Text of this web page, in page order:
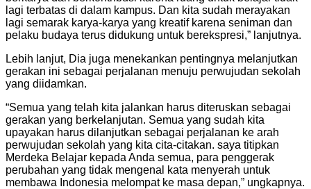
lagi terbatas di dalam kampus. Dan kita sudah merayakan
lagi semarak karya-karya yang kreatif karena seniman dan
pelaku budaya terus didukung untuk berekspresi,” lanjutnya.
Lebih lanjut, Dia juga menekankan pentingnya melanjutkan
gerakan ini sebagai perjalanan menuju perwujudan sekolah
yang diidamkan.
“Semua yang telah kita jalankan harus diteruskan sebagai
gerakan yang berkelanjutan. Semua yang sudah kita
upayakan harus dilanjutkan sebagai perjalanan ke arah
perwujudan sekolah yang kita cita-citakan. saya titipkan
Merdeka Belajar kepada Anda semua, para penggerak
perubahan yang tidak mengenal kata menyerah untuk
membawa Indonesia melompat ke masa depan,” ungkapnya.